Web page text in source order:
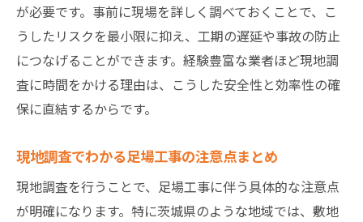
が必要です。事前に現場を詳しく調べておくことで、こ
うしたリスクを最小限に抑え、工期の遅延や事故の防止
につなげることができます。経験豊富な業者ほど現地調
査に時間をかける理由は、こうした安全性と効率性の確
保に直結するからです。
現地調査でわかる足場工事の注意点まとめ
現地調査を行うことで、足場工事に伴う具体的な注意点
が明確になります。特に茨城県のような地域では、敷地